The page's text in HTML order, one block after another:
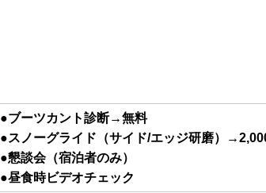
●ブーツカント診断→無料
●スノーグライド（サイド/エッジ研磨）
●懇談会（宿泊者のみ）
●昼食時ビデオチェック